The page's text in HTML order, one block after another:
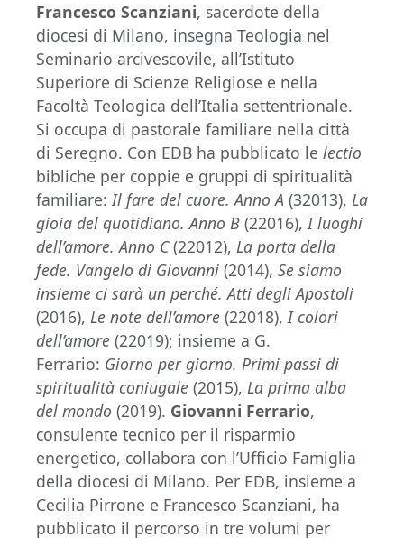
Francesco Scanziani, sacerdote della
diocesi di Milano, insegna Teologia nel
Seminario arcivescovile, all’Istituto
Superiore di Scienze Religiose e nella
Facoltà Teologica dell’Italia settentrionale.
Si occupa di pastorale familiare nella città
di Seregno. Con EDB ha pubblicato le lectio
bibliche per coppie e gruppi di spiritualità
familiare:Il fare del cuore. Anno A (32013), La
gioia del quotidiano. Anno B (22016),I luoghi
dell’amore. Anno C(22012), La porta della
fede. Vangelo di Giovanni (2014), Se siamo
insieme ci sarà un perché. Atti degli Apostoli
(2016), Le note dell’amore (22018),I colori
dell’amore (22019); insieme a G.
Ferrario: Giorno per giorno. Primi passi di
spiritualità coniugale (2015), La prima alba
del mondo (2019). Giovanni Ferrario,
consulente tecnico per il risparmio
energetico, collabora con l’Ufficio Famiglia
della diocesi di Milano. Per EDB, insieme a
Cecilia Pirrone e Francesco Scanziani, ha
pubblicato il percorso in tre volumi per